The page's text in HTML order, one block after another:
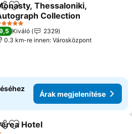
Hozzáadás a kedvencekhez
Thessaloniki,
Collection
megjelenítése
Kiváló
2329
0.3 km-re innen: Városközpont
Árak megjelenítése
Hozzáadás a kedvencekhez
Hotel